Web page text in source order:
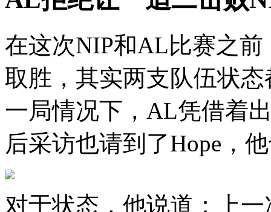
在这次NIP和AL比赛之
取胜，其实两支队伍状
一局情况下，AL凭借着
后采访也请到了Hope，
对于状态，他说道：上